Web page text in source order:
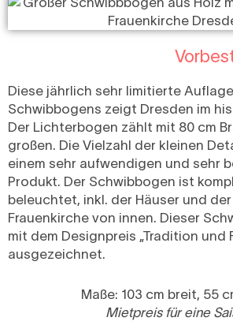
Diese jährlich sehr limitierte
Schwibbogens zeigt Dresden im
Der Lichterbogen zählt mit 80 cm
großen. Die Vielzahl der kleinen
einem sehr aufwendigen und sehr
Produkt. Der Schwibbogen ist
beleuchtet, inkl. der Häuser und
Frauenkirche von innen. Dieser
mit dem Designpreis „Tradition und
ausgezeichnet.
Maße: 103 cm breit, 55
Mietpreis für eine